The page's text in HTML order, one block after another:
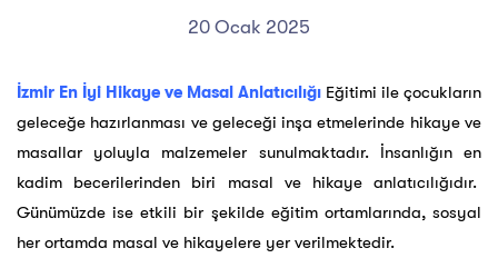
20 Ocak 2025
İzmir En İyi Hikaye ve Masal Anlatıcılığı Eğitimi ile çocukların
geleceğe hazırlanması ve geleceği inşa etmelerinde hikaye ve
masallar yoluyla malzemeler sunulmaktadır. İnsanlığın en
kadim becerilerinden biri masal ve hikaye anlatıcılığıdır.
Günümüzde ise etkili bir şekilde eğitim ortamlarında, sosyal
her ortamda masal ve hikayelere yer verilmektedir.